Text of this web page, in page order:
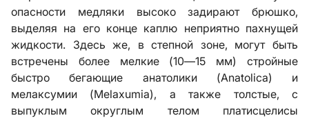
опасности медляки высоко задирают брюшко,
выделяя на его конце каплю неприятно пахнущей
жидкости. Здесь же, в степной зоне, могут быть
встречены более мелкие (10—15 мм) стройные
быстро бегающие анатолики (Anatolica) и
мелаксумии (Melaxumia), а также толстые, с
выпуклым округлым телом платисцелисы